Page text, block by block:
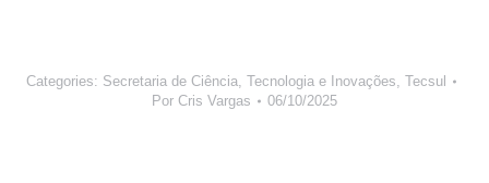
Categories: Secretaria de Ciência, Tecnologia e Inovações, Tecsul
Por Cris Vargas 06/10/2025